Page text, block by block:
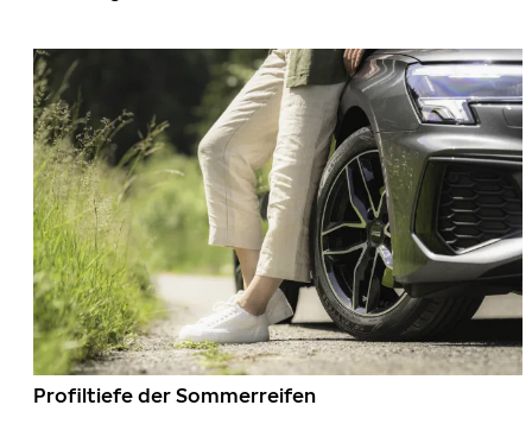
Profiltiefe der Sommerreifen